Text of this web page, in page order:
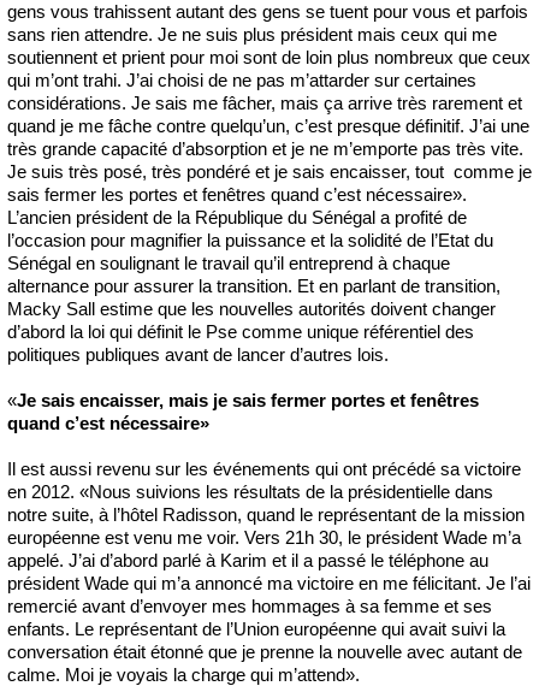
gens vous trahissent autant des gens se tuent pour vous et parfois
sans rien attendre. Je ne suis plus président mais ceux qui me
soutiennent et prient pour moi sont de loin plus nombreux que ceux
qui m’ont trahi. J’ai choisi de ne pas m’attarder sur certaines
considérations. Je sais me fâcher, mais ça arrive très rarement et
quand je me fâche contre quelqu’un, c’est presque définitif. J’ai une
très grande capacité d’absorption et je ne m’emporte pas très vite.
Je suis très posé, très pondéré et je sais encaisser, tout comme je
sais fermer les portes et fenêtres quand c’est nécessaire».
L’ancien président de la République du Sénégal a profité de
l’occasion pour magnifier la puissance et la solidité de l’Etat du
Sénégal en soulignant le travail qu’il entreprend à chaque
alternance pour assurer la transition. Et en parlant de transition,
Macky Sall estime que les nouvelles autorités doivent changer
d’abord la loi qui définit le Pse comme unique référentiel des
politiques publiques avant de lancer d’autres lois.
«Je sais encaisser, mais je sais fermer portes et fenêtres
quand c’est nécessaire»
Il est aussi revenu sur les événements qui ont précédé sa victoire
en 2012. «Nous suivions les résultats de la présidentielle dans
notre suite, à l’hôtel Radisson, quand le représentant de la mission
européenne est venu me voir. Vers 21h 30, le président Wade m’a
appelé. J’ai d’abord parlé à Karim et il a passé le téléphone au
président Wade qui m’a annoncé ma victoire en me félicitant. Je l’ai
remercié avant d’envoyer mes hommages à sa femme et ses
enfants. Le représentant de l’Union européenne qui avait suivi la
conversation était étonné que je prenne la nouvelle avec autant de
calme. Moi je voyais la charge qui m’attend».